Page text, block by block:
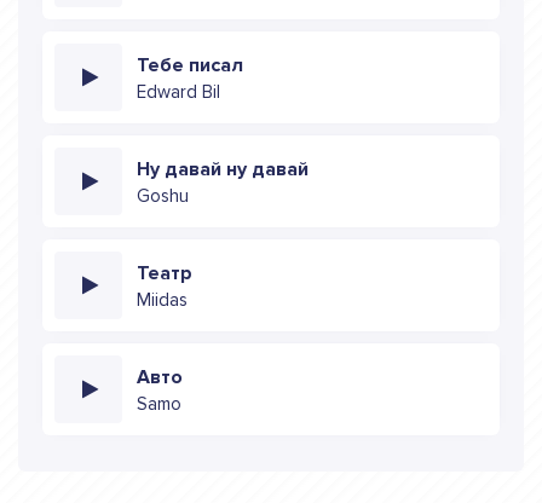
Тебе писал
Edward Bil
Ну давай ну давай
Goshu
Театр
Miidas
Авто
Samo